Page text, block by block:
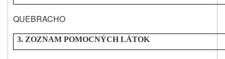
QUEBRACHO
3. ZOZNAM POMOCNÝCH LÁTOK